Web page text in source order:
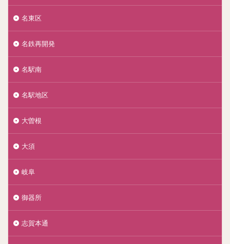
名東区
名鉄再開発
名駅南
名駅地区
大曽根
大須
岐阜
御器所
志賀本通